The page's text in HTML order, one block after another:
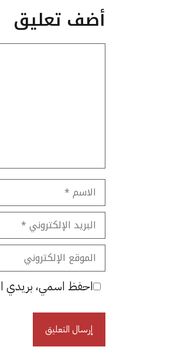
أضف تعليق
الاسم
البريد
الإلكتروني
الموقع
الإلكتروني
احفظ اسمي، بريدي